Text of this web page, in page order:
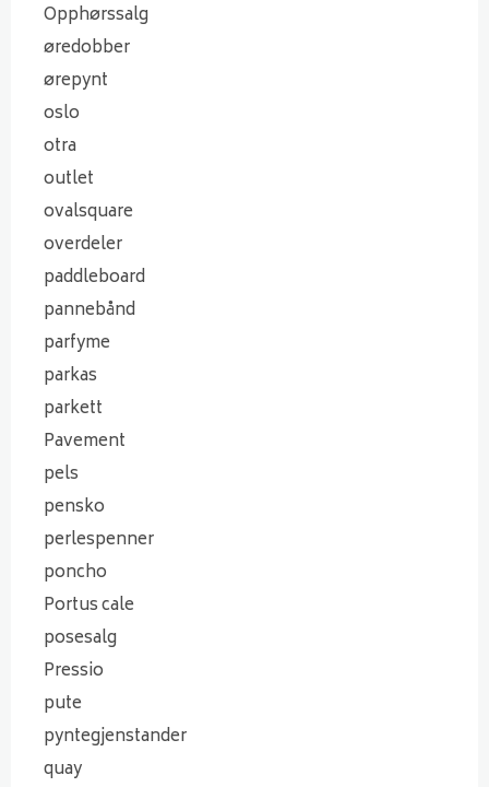
Opphørssalg
øredobber
ørepynt
oslo
otra
outlet
ovalsquare
overdeler
paddleboard
pannebånd
parfyme
parkas
parkett
Pavement
pels
pensko
perlespenner
poncho
Portus cale
posesalg
Pressio
pute
pyntegjenstander
quay